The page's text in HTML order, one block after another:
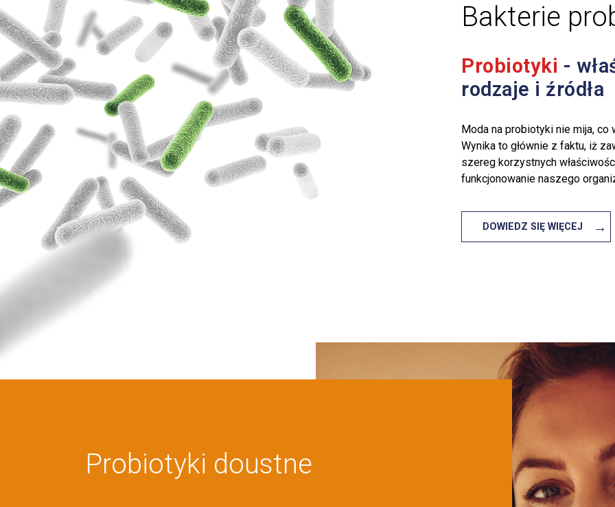
Bakterie
Probiotyki -
rodzaje i źródła
Moda na probiotyki nie mija,
Wynika to głównie z faktu, iż
szereg korzystnych
funkcjonowanie naszego
DOWIEDZ SIĘ WIĘCEJ →
Probiotyki doustne